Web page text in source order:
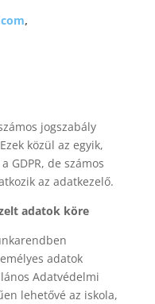
,
jogszabály
közül az egyik,
GDPR, de számos
az adatkezelő.
adatok köre
adatok
Adatvédelmi
lehetővé az iskola,